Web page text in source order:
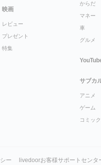
映画
レビュー
プレゼント
特集
からだ
マネー
車
グルメ
サブカ
アニメ
ゲーム
コミック
ー livedoorお客様サポートセンタ